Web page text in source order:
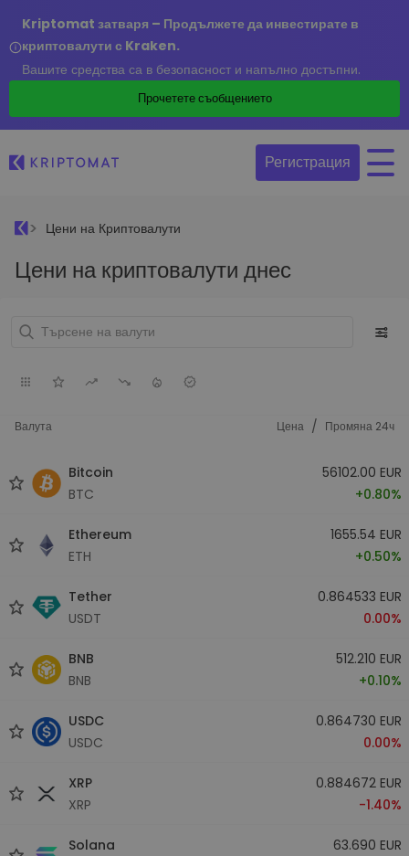
Kriptomat затваря – Продължете да инвестирате в
криптовалути с Kraken.
Вашите средства са в безопасност и напълно достъпни.
Прочетете съобщението
Регистрация
Цени на Криптовалути
Цени на криптовалути днес
Валута Цена / Промяна 24ч
Bitcoin
BTC
56102.00 EUR
+0.80%
Ethereum
ETH
1655.54 EUR
+0.50%
Tether
USDT
0.864533 EUR
0.00%
BNB
BNB
512.210 EUR
+0.10%
USDC
USDC
0.864730 EUR
0.00%
XRP
XRP
0.884672 EUR
-1.40%
Solana
63.690 EUR